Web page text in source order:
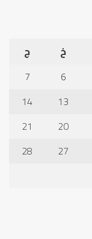
خ
ج
6
7
13
14
20
21
27
28